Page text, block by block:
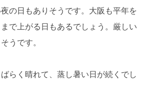
の日もありそうです。大阪も平年を
まで上がる日もあるでしょう。厳しい
うです。
らく晴れて、蒸し暑い日が続くでし